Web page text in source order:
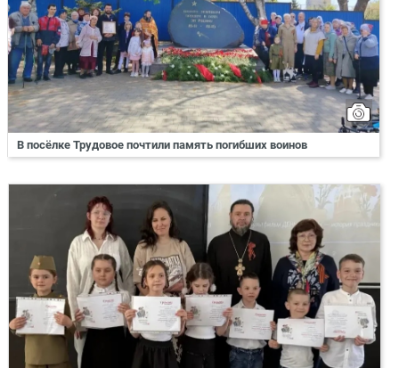
В посёлке Трудовое почтили память погибших воинов